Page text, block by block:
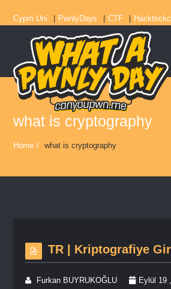
Cypm Uni PwnlyDays CTF
what is cryptography
Home / what is cryptography
TR | Kriptografiye
Furkan BUYRUKOĞLU Eylül 19